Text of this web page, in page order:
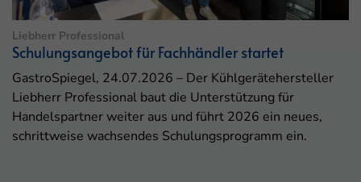
Liebherr Professional
Schulungsangebot für Fachhändler startet
GastroSpiegel, 24.07.2026 – Der Kühlgerätehersteller
Liebherr Professional baut die Unterstützung für
Handelspartner weiter aus und führt 2026 ein neues,
schrittweise wachsendes Schulungsprogramm ein.